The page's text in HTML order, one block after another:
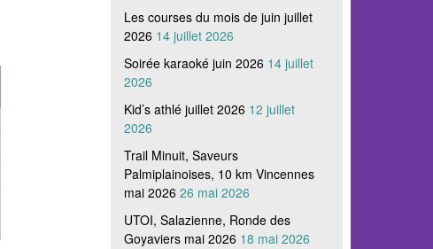
Les courses du mois de juin juillet
2026 14 juillet 2026
Soirée karaoké juin 2026 14 juillet
2026
Kid’s athlé juillet 2026 12 juillet
2026
Trail Minuit, Saveurs
Palmiplainoises, 10 km Vincennes
mai 2026 26 mai 2026
UTOI, Salazienne, Ronde des
Goyaviers mai 2026 18 mai 2026